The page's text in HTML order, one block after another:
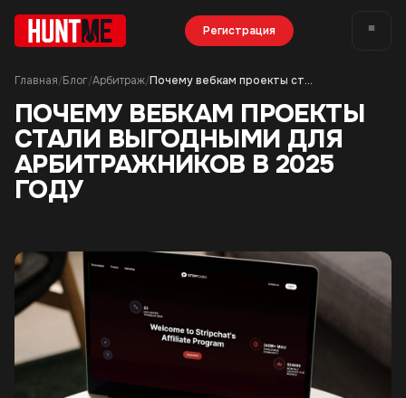
Регистрация
Главная/Блог/Арбитраж/ Почему вебкам проекты стали выгодными для арбитражников в 2025 году
ПОЧЕМУ ВЕБКАМ ПРОЕКТЫ
СТАЛИ ВЫГОДНЫМИ ДЛЯ
АРБИТРАЖНИКОВ В 2025
ГОДУ